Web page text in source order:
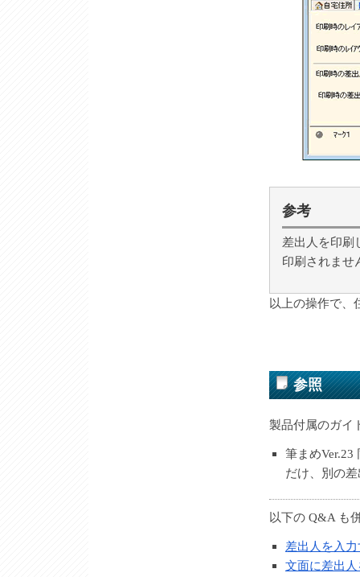
参考
差出人を印刷
印刷されませ
以上の操作で、
参照
製品付属のガイ
筆まめVer.23
だけ、別の
以下の Q&A も
差出人を入
文面に差出